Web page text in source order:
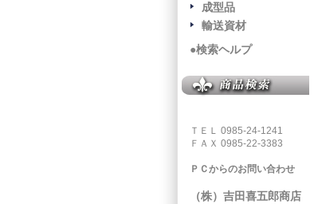
成型品
輸送資材
●検索ヘルプ
ＴＥＬ 0985-24-1241
ＦＡＸ 0985-22-3383
ＰＣからのお問い合わせ
（株）吉田喜五郎商店